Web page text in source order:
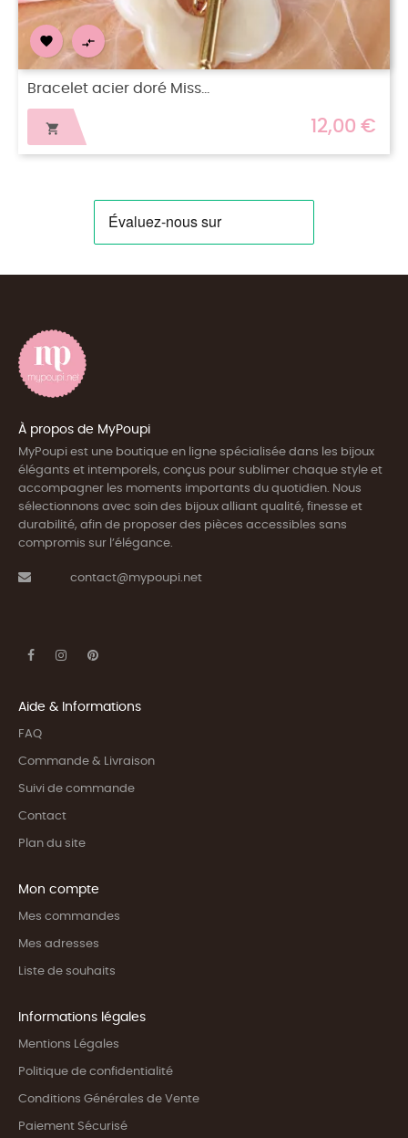
 
Bracelet acier doré Miss...
 12,00 €
À propos de MyPoupi
MyPoupi est une boutique en ligne spécialisée dans les bijoux
élégants et intemporels, conçus pour sublimer chaque style et
accompagner les moments importants du quotidien. Nous
sélectionnons avec soin des bijoux alliant qualité, finesse et
durabilité, afin de proposer des pièces accessibles sans
compromis sur l’élégance.
contact@mypoupi.net
Aide & Informations
FAQ
Commande & Livraison
Suivi de commande
Contact
Plan du site
Mon compte
Mes commandes
Mes adresses
Liste de souhaits
Informations légales
Mentions Légales
Politique de confidentialité
Conditions Générales de Vente
Paiement Sécurisé